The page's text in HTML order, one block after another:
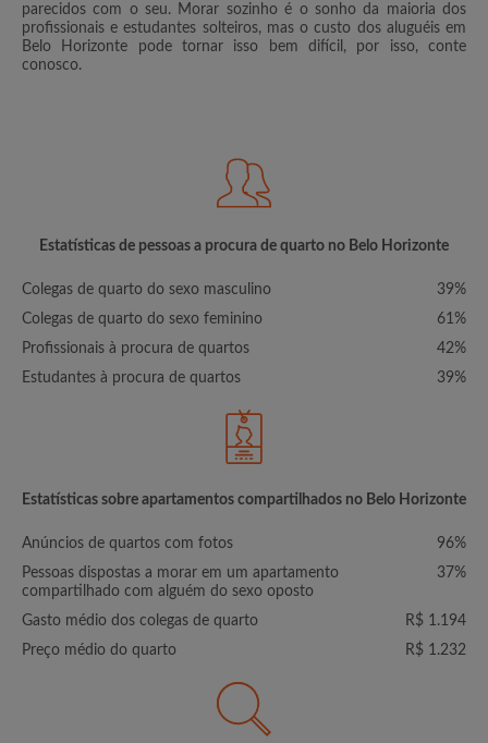
parecidos com o seu. Morar sozinho é o sonho da maioria dos
profissionais e estudantes solteiros, mas o custo dos aluguéis em
Belo Horizonte pode tornar isso bem difícil, por isso, conte
conosco.
Estatísticas de pessoas a procura de quarto no Belo Horizonte
Colegas de quarto do sexo masculino
39%
Colegas de quarto do sexo feminino
61%
Profissionais à procura de quartos
42%
Estudantes à procura de quartos
39%
Estatísticas sobre apartamentos compartilhados no Belo Horizonte
Anúncios de quartos com fotos
96%
Pessoas dispostas a morar em um apartamento
compartilhado com alguém do sexo oposto
37%
Gasto médio dos colegas de quarto
R$ 1.194
Preço médio do quarto
R$ 1.232